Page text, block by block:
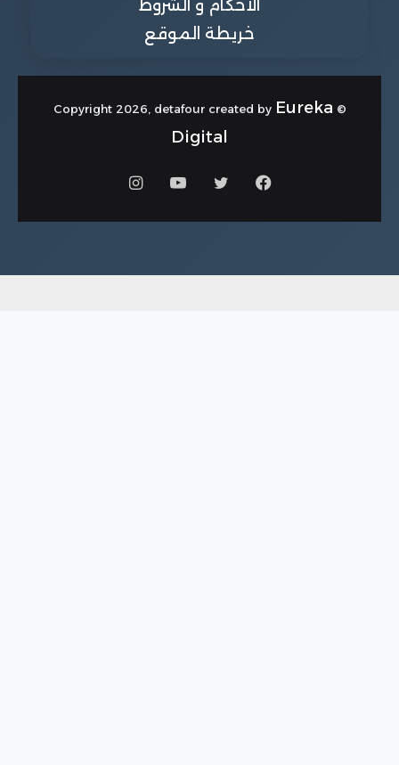
الاحكام و الشروط
خريطة الموقع
© Copyright 2026, detafour created by
Eureka
Digital
فيسبوكتويتر يوتيوبانستقرام